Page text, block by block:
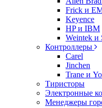
Frick и
Keyence
HP и IBM
Weintek и
Контроллеры
Carel
Jinchen
Trane и
Тиристоры
Электронные
Менеджеры